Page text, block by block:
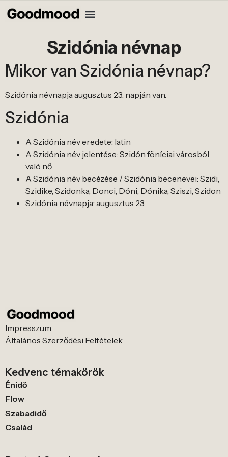
Szidónia névnap
Mikor van Szidónia névnap?
Szidónia névnapja augusztus 23. napján van.
Szidónia
A Szidónia név eredete: latin
A Szidónia név jelentése: Szidón föníciai városból
való nő
A Szidónia név becézése / Szidónia becenevei: Szidi,
Szidike, Szidonka, Donci, Dóni, Dónika, Sziszi, Szidon
Szidónia névnapja: augusztus 23.
Impresszum
Általános Szerződési Feltételek
Kedvenc témakörök
Énidő
Flow
Szabadidő
Család